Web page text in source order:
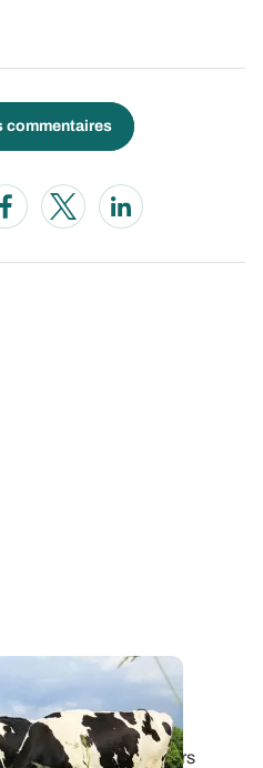
commentaires
Opens in a new window
Opens in a new window
Opens in a new
la valeur
de bonnes valeurs